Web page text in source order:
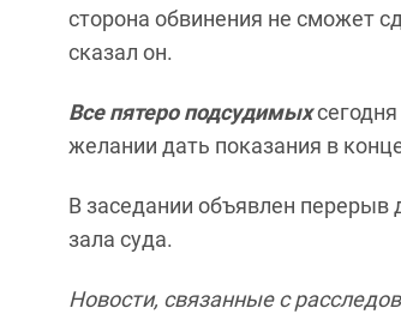
сторона обвинения не сможет
сказал он.
Все пятеро подсудимых
желании дать показания в
В заседании объявлен перерыв
зала суда.
Новости, связанные с